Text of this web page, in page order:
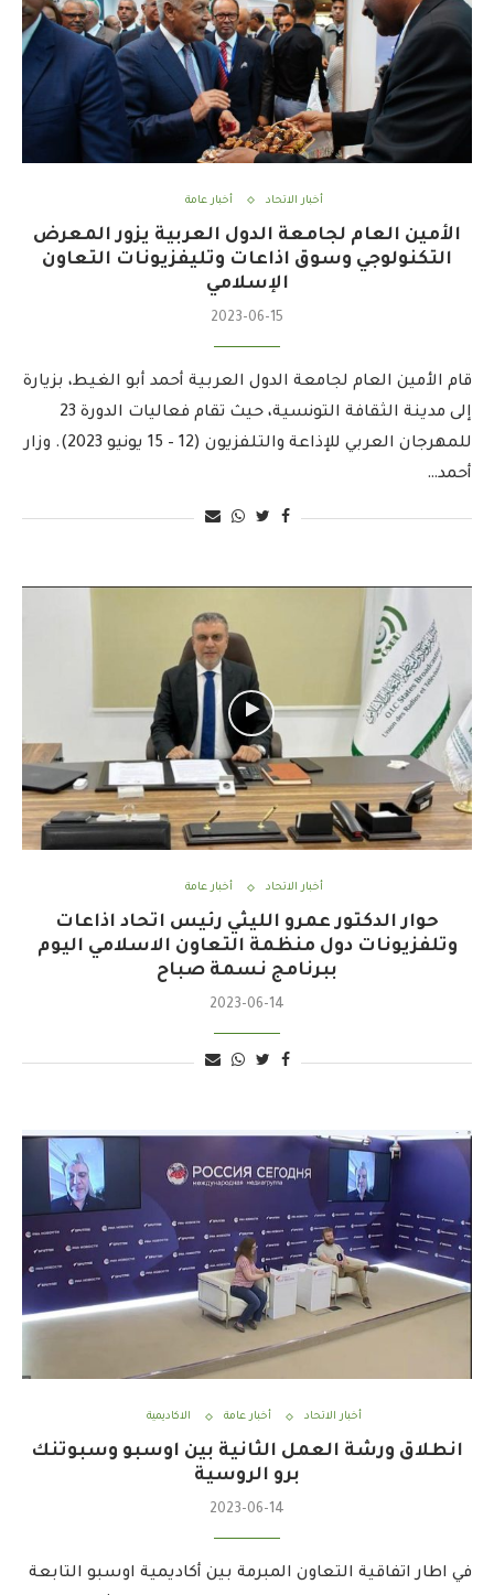
أخبار الاتحاد أخبار عامة
الأمين العام لجامعة الدول العربية يزور المعرض
التكنولوجي وسوق اذاعات وتليفزيونات التعاون
الإسلامي
2023-06-15
قام الأمين العام لجامعة الدول العربية أحمد أبو الغيط، بزيارة
إلى مدينة الثقافة التونسية، حيث تقام فعاليات الدورة 23
للمهرجان العربي للإذاعة والتلفزيون (12 – 15 يونيو 2023). وزار
أحمد…
أخبار الاتحاد أخبار عامة
حوار الدكتور عمرو الليثي رئيس اتحاد اذاعات
وتلفزيونات دول منظمة التعاون الاسلامي اليوم
ببرنامج نسمة صباح
2023-06-14
أخبار الاتحاد أخبار عامة الاكاديمية
انطلاق ورشة العمل الثانية بين اوسبو وسبوتنك
برو الروسية
2023-06-14
في اطار اتفاقية التعاون المبرمة بين أكاديمية اوسبو التابعة